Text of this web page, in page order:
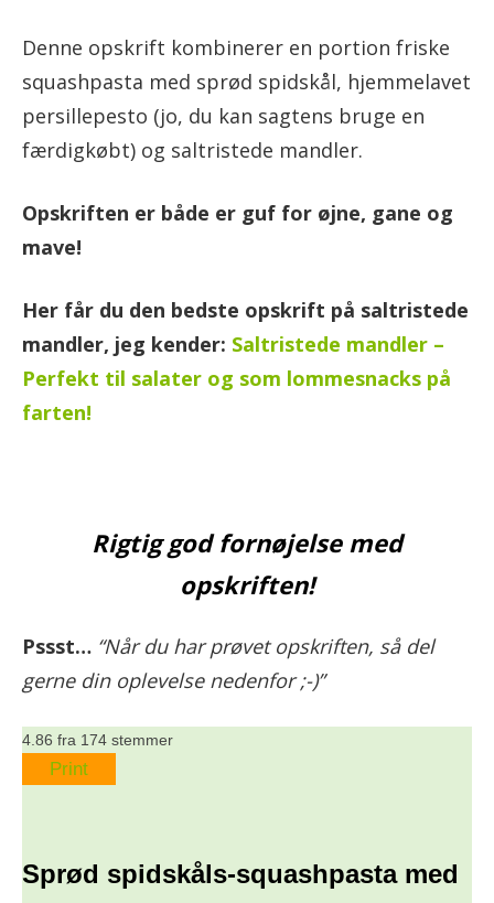
Denne opskrift kombinerer en portion friske
squashpasta med sprød spidskål, hjemmelavet
persillepesto (jo, du kan sagtens bruge en
færdigkøbt) og saltristede mandler.
Opskriften er både er guf for øjne, gane og
mave!
Her får du den bedste opskrift på saltristede
mandler, jeg kender: Saltristede mandler –
Perfekt til salater og som lommesnacks på
farten!
Rigtig god fornøjelse med
opskriften!
Pssst… “Når du har prøvet opskriften, så del
gerne din oplevelse nedenfor ;-)”
4.86 fra 174 stemmer
Print
Sprød spidskåls-squashpasta med